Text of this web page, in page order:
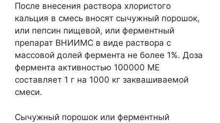
После внесения раствора хлористого
кальция в смесь вносят сычужный порошок,
или пепсин пищевой, или ферментный
препарат ВНИИМС в виде раствора с
массовой долей фермента не более 1%. Доза
фермента активностью 100000 МЕ
составляет 1 г на 1000 кг заквашиваемой
смеси.
Сычужный порошок или ферментный